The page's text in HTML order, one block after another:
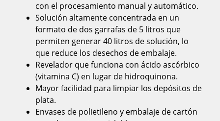
con el procesamiento manual y automático.
Solución altamente concentrada en un
formato de dos garrafas de 5 litros que
permiten generar 40 litros de solución, lo
que reduce los desechos de embalaje.
Revelador que funciona con ácido ascórbico
(vitamina C) en lugar de hidroquinona.
Mayor facilidad para limpiar los depósitos de
plata.
Envases de polietileno y embalaje de cartón